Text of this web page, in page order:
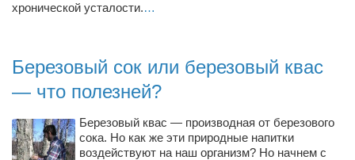
Художники
Анна Гидора
Леонтий Костур
Римма Миленкова
Ирина Проценко
хронической усталости.…
Березовый сок или березовый квас
— что полезней?
Березовый квас — производная от березового
сока. Но как же эти природные напитки
воздействуют на наш организм? Но начнем с